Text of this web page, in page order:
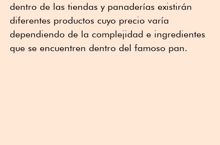
dentro de las tiendas y panaderías existirán
diferentes productos cuyo precio varía
dependiendo de la complejidad e ingredientes
que se encuentren dentro del famoso pan.